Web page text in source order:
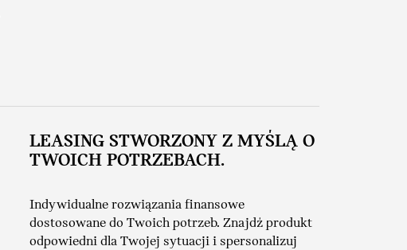
LEASING STWORZONY Z MYŚLĄ O
TWOICH POTRZEBACH.
Indywidualne rozwiązania finansowe
dostosowane do Twoich potrzeb. Znajdź produkt
odpowiedni dla Twojej sytuacji i spersonalizuj